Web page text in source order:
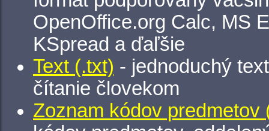
OpenOffice.org Calc, MS
KSpread a ďaľšie
Text (.txt) - jednoduchý
čítanie človekom
Zoznam kódov predmetov